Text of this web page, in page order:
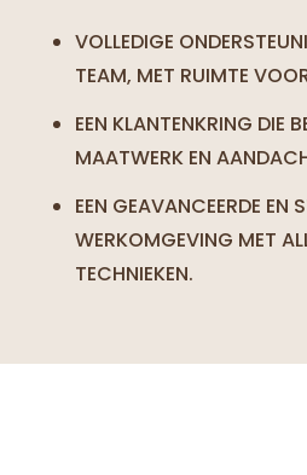
VOLLEDIGE
TEAM, MET RUIMTE
EEN KLANTENKRING DIE
MAATWERK EN
EEN GEAVANCEERDE EN
WERKOMGEVING MET
TECHNIEKEN.